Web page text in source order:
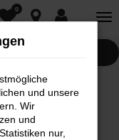
0
und unsere
Wir
und
nur,